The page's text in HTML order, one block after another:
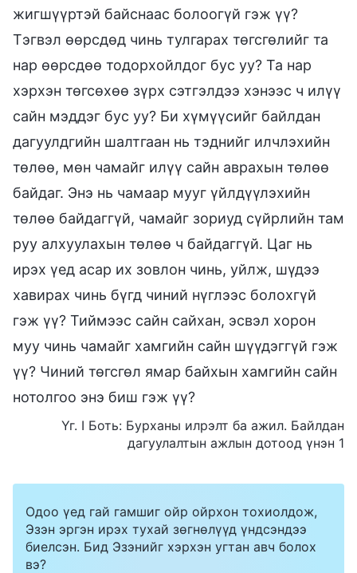
жигшүүртэй байснаас болоогүй гэж үү?
Тэгвэл өөрсдөд чинь тулгарах төгсгөлийг та
нар өөрсдөө тодорхойлдог бус уу? Та нар
хэрхэн төгсөхөө зүрх сэтгэлдээ хэнээс ч илүү
сайн мэддэг бус уу? Би хүмүүсийг байлдан
дагуулдгийн шалтгаан нь тэднийг илчлэхийн
төлөө, мөн чамайг илүү сайн аврахын төлөө
байдаг. Энэ нь чамаар мууг үйлдүүлэхийн
төлөө байдаггүй, чамайг зориуд сүйрлийн там
руу алхуулахын төлөө ч байдаггүй. Цаг нь
ирэх үед асар их зовлон чинь, уйлж, шүдээ
хавирах чинь бүгд чиний нүглээс болохгүй
гэж үү? Тиймээс сайн сайхан, эсвэл хорон
муу чинь чамайг хамгийн сайн шүүдэггүй гэж
үү? Чиний төгсгөл ямар байхын хамгийн сайн
нотолгоо энэ биш гэж үү?
Үг. I Боть: Бурханы илрэлт ба ажил. Байлдан
дагуулалтын ажлын дотоод үнэн 1
Одоо үед гай гамшиг ойр ойрхон тохиолдож,
Эзэн эргэн ирэх тухай зөгнөлүүд үндсэндээ
биелсэн. Бид Эзэнийг хэрхэн угтан авч болох
вэ?